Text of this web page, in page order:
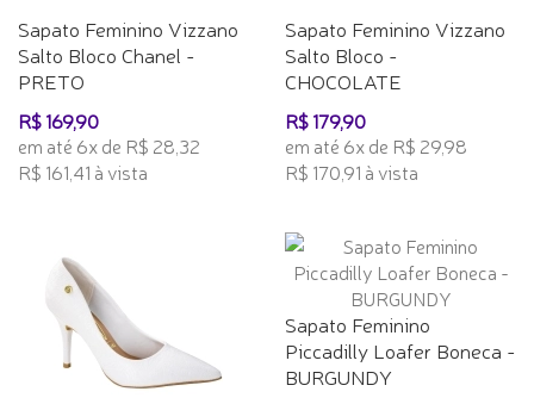
Sapato Feminino Vizzano
Salto Bloco Chanel -
PRETO
R$ 169,90
em até 6x de R$ 28,32
R$ 161,41 à vista
Sapato Feminino Vizzano
Salto Bloco -
CHOCOLATE
R$ 179,90
em até 6x de R$ 29,98
R$ 170,91 à vista
Sapato Feminino
Piccadilly Loafer Boneca -
BURGUNDY